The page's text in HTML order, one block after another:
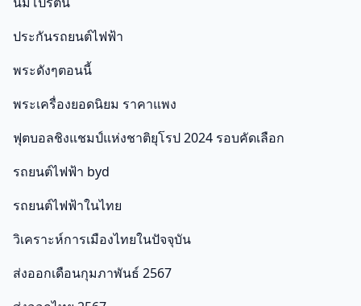
ประกันรถยนต์ไฟฟ้า
พระดังๆตอนนี้
พระเครื่องยอดนิยม ราคาแพง
ฟุตบอลชิงแชมป์แห่งชาติยุโรป 2024 รอบคัดเลือก
รถยนต์ไฟฟ้า byd
รถยนต์ไฟฟ้าในไทย
วิเคราะห์การเมืองไทยในปัจจุบัน
ส่งออกเดือนกุมภาพันธ์ 2567